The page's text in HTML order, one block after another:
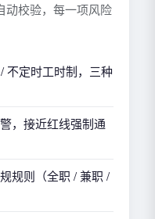
动校验，每一项风险
不定时工时制，三种
，接近红线强制通
规则（全职 / 兼职 /